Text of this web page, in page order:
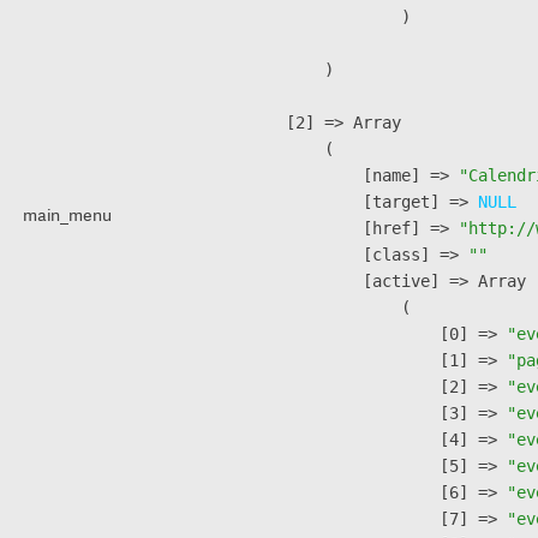
main_menu
                )
        )
    [2] => Array
        (
            [name] =>
            [target] =>
NULL
            [href] =>
"http://
            [class] =>
""
            [active] => Array
                (
                    [0] =>
                    [1] =>
                    [2] =>
                    [3] =>
                    [4] =>
                    [5] =>
                    [6] =>
                    [7] =>